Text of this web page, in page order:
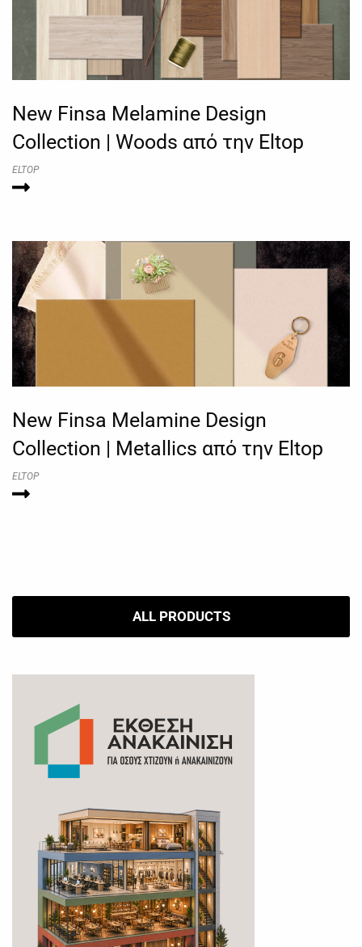
New Finsa Melamine Design
Collection | Woods από την Eltop
ELTOP
New Finsa Melamine Design
Collection | Metallics από την Eltop
ELTOP
ALL PRODUCTS